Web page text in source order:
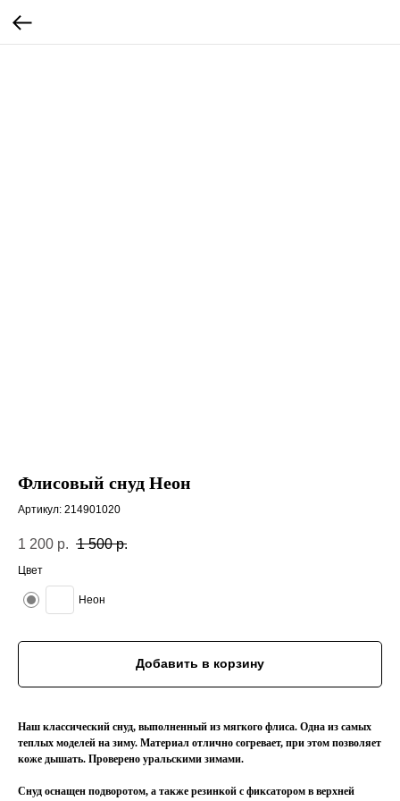
Флисовый снуд Неон
Артикул: 214901020
1 200 р. 1 500 р.
Цвет
Неон
Добавить в корзину
Наш классический снуд, выполненный из мягкого флиса. Одна из самых
теплых моделей на зиму. Материал отлично согревает, при этом позволяет
коже дышать. Проверено уральскими зимами.
Снуд оснащен подворотом, а также резинкой с фиксатором в верхней